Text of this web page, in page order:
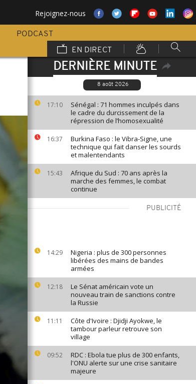
Rejoignez-nous
PODCAST
EN DIRECT
DERNIÈRE MINUTE
8 août 2026
17:10
Sénégal : 71 hommes inculpés dans
le cadre du durcissement de la
répression de l’homosexualité
16:37
Burkina Faso : le Vibra-Signe, une
technique qui fait danser les sourds
et malentendants
15:43
Afrique du Sud : 70 ans après la
marche des femmes, le combat
continue
PUBLICITÉ
14:29
Nigeria : plus de 300 personnes
libérées des mains de bandes
armées
12:18
Le Sénat américain vote un
nouveau train de sanctions contre
la Russie
11:11
Côte d'Ivoire : Djidji Ayokwe, le
tambour parleur retrouve son
village
09:52
RDC : Ebola tue plus de 300 enfants,
l'ONU alerte sur une crise sanitaire
majeure